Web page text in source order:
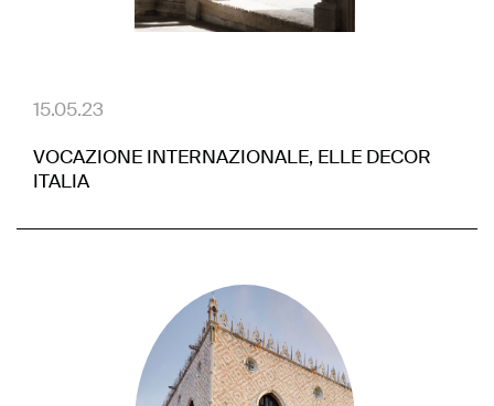
15.05.23
VOCAZIONE INTERNAZIONALE, ELLE DECOR
ITALIA